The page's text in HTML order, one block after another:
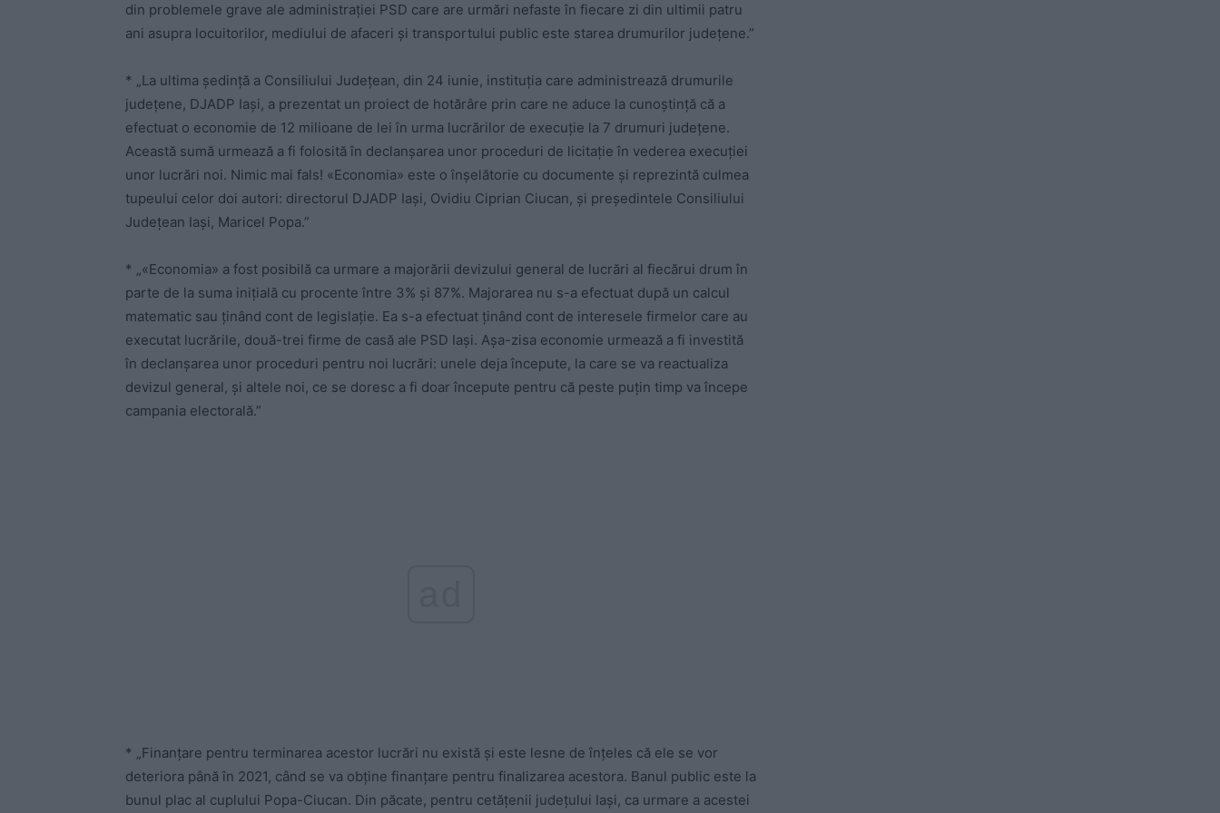
din problemele grave ale administrației PSD care are urmări nefaste în fiecare zi din ultimii patru
ani asupra locuitorilor, mediului de afaceri și transportului public este starea drumurilor județene.”
* „La ultima ședință a Consiliului Județean, din 24 iunie, instituția care administrează drumurile
județene, DJADP Iași, a prezentat un proiect de hotărâre prin care ne aduce la cunoștință că a
efectuat o economie de 12 milioane de lei în urma lucrărilor de execuție la 7 drumuri județene.
Această sumă urmează a fi folosită în declanșarea unor proceduri de licitație în vederea execuției
unor lucrări noi. Nimic mai fals! «Economia» este o înșelătorie cu documente și reprezintă culmea
tupeului celor doi autori: directorul DJADP Iași, Ovidiu Ciprian Ciucan, și președintele Consiliului
Județean Iași, Maricel Popa.”
* „«Economia» a fost posibilă ca urmare a majorării devizului general de lucrări al fiecărui drum în
parte de la suma inițială cu procente între 3% și 87%. Majorarea nu s-a efectuat după un calcul
matematic sau ținând cont de legislație. Ea s-a efectuat ținând cont de interesele firmelor care au
executat lucrările, două-trei firme de casă ale PSD Iași. Așa-zisa economie urmează a fi investită
în declanșarea unor proceduri pentru noi lucrări: unele deja începute, la care se va reactualiza
devizul general, și altele noi, ce se doresc a fi doar începute pentru că peste puțin timp va începe
campania electorală.”
* „Finanțare pentru terminarea acestor lucrări nu există și este lesne de înțeles că ele se vor
deteriora până în 2021, când se va obține finanțare pentru finalizarea acestora. Banul public este la
bunul plac al cuplului Popa-Ciucan. Din păcate, pentru cetățenii județului Iași, ca urmare a acestei